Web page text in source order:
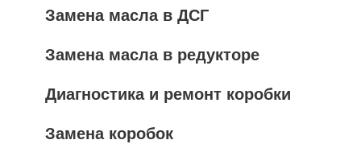
Замена масла в ДСГ
Замена масла в редукторе
Диагностика и ремонт коробки
Замена коробок